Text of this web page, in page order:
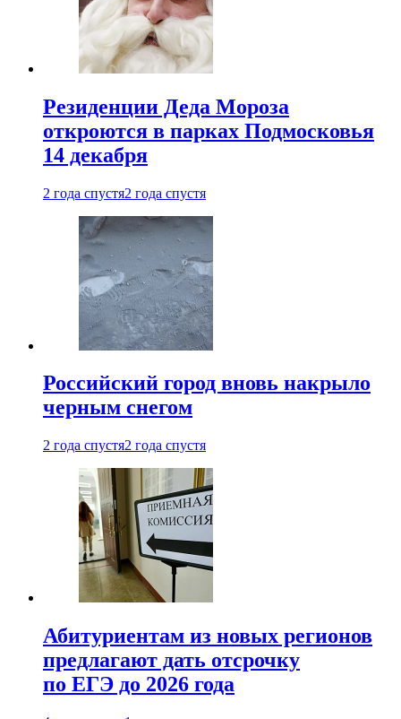
Резиденции Деда Мороза
откроются в парках Подмосковья
14 декабря
2 года спустя2 года спустя
Российский город вновь накрыло
черным снегом
2 года спустя2 года спустя
Абитуриентам из новых регионов
предлагают дать отсрочку
по ЕГЭ до 2026 года